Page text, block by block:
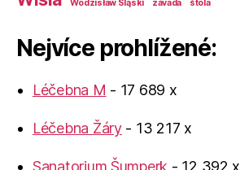
Wodzisław Śląski závada štola
Nejvíce prohlížené:
Léčebna M - 17 689 x
Léčebna Žáry- 13 217 x
Sanatorium Šumperk - 12 392 x